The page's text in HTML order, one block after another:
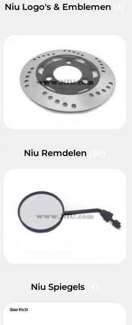
Niu Logo's & Emblemen
Niu Remdelen
Niu Spiegels